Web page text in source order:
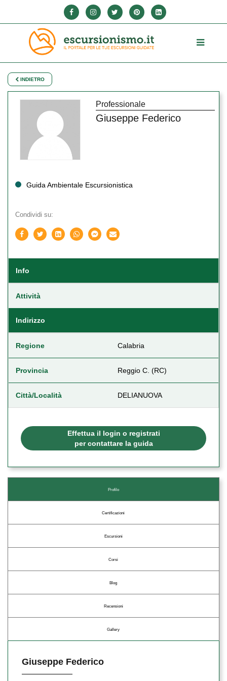
INDIETRO
Professionale
Giuseppe Federico
Guida Ambientale Escursionistica
Condividi su:
Info
Attività
Indirizzo
Regione Calabria
Provincia Reggio C. (RC)
Città/Località DELIANUOVA
Effettua il login o registrati
per contattare la guida
Profilo
Certificazioni
Escursioni
Corsi
Blog
Recensioni
Gallery
Giuseppe Federico